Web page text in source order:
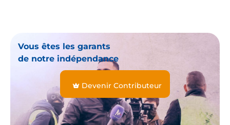
Vous êtes les garants
de notre indépendance
Devenir Contributeur